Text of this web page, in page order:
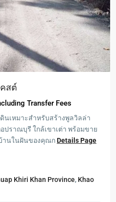
สต์
Transfer Fees
เหมาะสำหรับสร้างพูลวิลล่า
ปราณบุรี ใกล้เขาเต่า พร้อมขาย
านในฝันของคุณกDetails Page
Khiri Khan Province, Khao